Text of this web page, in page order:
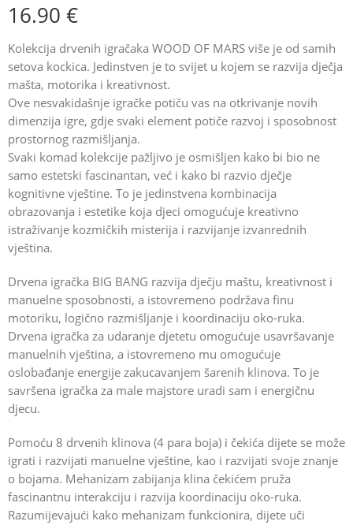
16.90 €
Kolekcija drvenih igračaka WOOD OF MARS više je od samih
setova kockica. Jedinstven je to svijet u kojem se razvija dječja
mašta, motorika i kreativnost.
Ove nesvakidašnje igračke potiču vas na otkrivanje novih
dimenzija igre, gdje svaki element potiče razvoj i sposobnost
prostornog razmišljanja.
Svaki komad kolekcije pažljivo je osmišljen kako bi bio ne
samo estetski fascinantan, već i kako bi razvio dječje
kognitivne vještine. To je jedinstvena kombinacija
obrazovanja i estetike koja djeci omogućuje kreativno
istraživanje kozmičkih misterija i razvijanje izvanrednih
vještina.
Drvena igračka BIG BANG razvija dječju maštu, kreativnost i
manuelne sposobnosti, a istovremeno podržava finu
motoriku, logično razmišljanje i koordinaciju oko-ruka.
Drvena igračka za udaranje djetetu omogućuje usavršavanje
manuelnih vještina, a istovremeno mu omogućuje
oslobađanje energije zakucavanjem šarenih klinova. To je
savršena igračka za male majstore uradi sam i energičnu
djecu.
Pomoću 8 drvenih klinova (4 para boja) i čekića dijete se može
igrati i razvijati manuelne vještine, kao i razvijati svoje znanje
o bojama. Mehanizam zabijanja klina čekićem pruža
fascinantnu interakciju i razvija koordinaciju oko-ruka.
Razumijevajući kako mehanizam funkcionira, dijete uči